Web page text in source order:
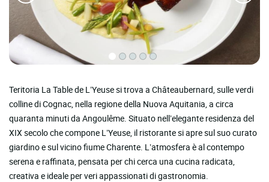
Teritoria La Table de L’Yeuse si trova a Châteaubernard, sulle verdi
colline di Cognac, nella regione della Nuova Aquitania, a circa
quaranta minuti da Angoulême. Situato nell’elegante residenza del
XIX secolo che compone L’Yeuse, il ristorante si apre sul suo curato
giardino e sul vicino fiume Charente. L’atmosfera è al contempo
serena e raffinata, pensata per chi cerca una cucina radicata,
creativa e ideale per veri appassionati di gastronomia.